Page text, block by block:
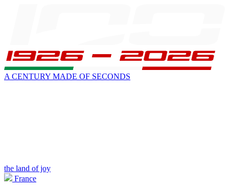
A CENTURY MADE OF SECONDS
the land of joy
France